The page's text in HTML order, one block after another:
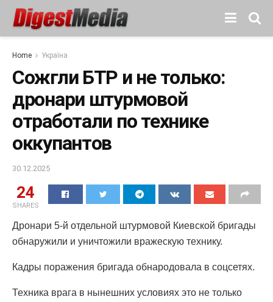
Home Україна
Сожгли БТР и не только:
дронари штурмовой
отработали по технике
оккупантов
30.12.2025
24
SHARES
Дронари 5-й отдельной штурмовой Киевской бригады
обнаружили и уничтожили вражескую технику.
Кадры поражения бригада обнародовала в соцсетях.
Техника врага в нынешних условиях это не только